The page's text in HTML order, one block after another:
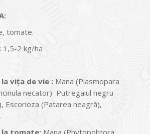
tomate.
1,5-2 kg/ha
viţa de vie : Mana (Plasmopara
necator) Putregaiul negru
Escorioza (Patarea neagră),
tomate: Mana (Phytopohtora